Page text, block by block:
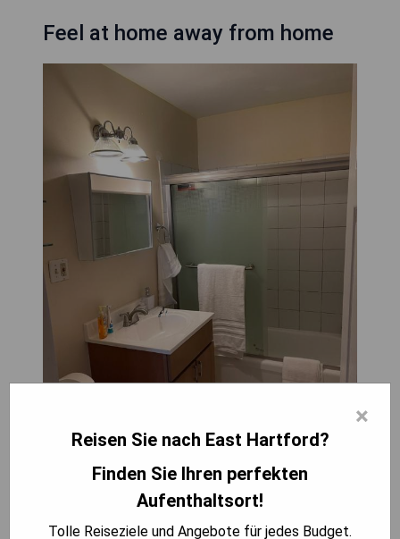
Feel at home away from home
Das Feel at home away from home befindet sich
in East Hartford, 5,4 km vom XL Center und der
×
Reisen Sie nach East Hartford?
Finden Sie Ihren perfekten
Aufenthaltsort!
Tolle Reiseziele und Angebote für jedes Budget.